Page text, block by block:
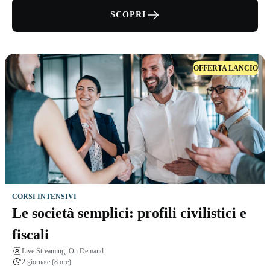
SCOPRI
OFFERTA LANCIO
CORSI INTENSIVI
Le società semplici: profili civilistici e
fiscali
Live Streaming, On Demand
2 giornate (8 ore)